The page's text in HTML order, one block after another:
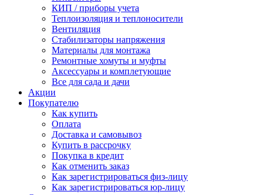
КИП / приборы учета
Теплоизоляция и теплоносители
Вентиляция
Стабилизаторы напряжения
Материалы для монтажа
Ремонтные хомуты и муфты
Аксессуары и комплетующие
Все для сада и дачи
Акции
Покупателю
Как купить
Оплата
Доставка и самовывоз
Купить в рассрочку
Покупка в кредит
Как отменить заказ
Как зарегистрироваться физ-лицу
Как зарегистрироваться юр-лицу